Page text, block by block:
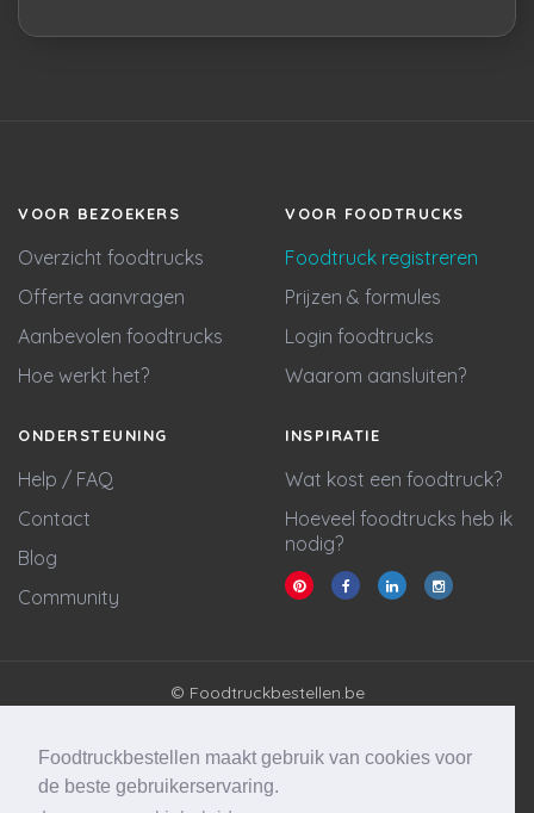
Foodtruckbestellen maakt gebruik van cookies voor
de beste gebruikerservaring.
VOOR BEZOEKERS
Overzicht foodtrucks
Offerte aanvragen
Aanbevolen foodtrucks
Hoe werkt het?
VOOR FOODTRUCKS
Foodtruck registreren
Prijzen & formules
Login foodtrucks
Waarom aansluiten?
ONDERSTEUNING
Help / FAQ
Contact
Blog
Community
INSPIRATIE
Wat kost een foodtruck?
Hoeveel foodtrucks heb ik
nodig?
© Foodtruckbestellen.be
Cookie statement